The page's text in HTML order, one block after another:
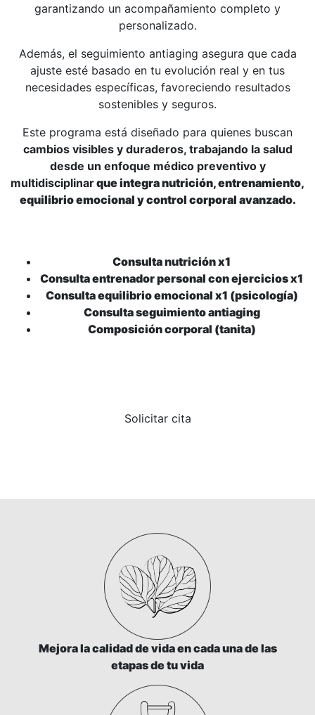
garantizando un acompañamiento completo y
personalizado.
Además, el seguimiento antiaging asegura que cada
ajuste esté basado en tu evolución real y en tus
necesidades específicas, favoreciendo resultados
sostenibles y seguros.
Este programa está diseñado para quienes buscan
cambios visibles y duraderos, trabajando la salud
desde un enfoque médico preventivo y
multidisciplinarque integra nutrición, entrenamiento,
equilibrio emocional y control corporal avanzado.
Consulta nutrición x1
Consulta entrenador personal con ejercicios x1
Consulta equilibrio emocional x1 (psicología)
Consulta seguimiento antiaging
Composición corporal (tanita)
Solicitar cita
Mejora la calidad de vida en cada una de las
etapas de tu vida